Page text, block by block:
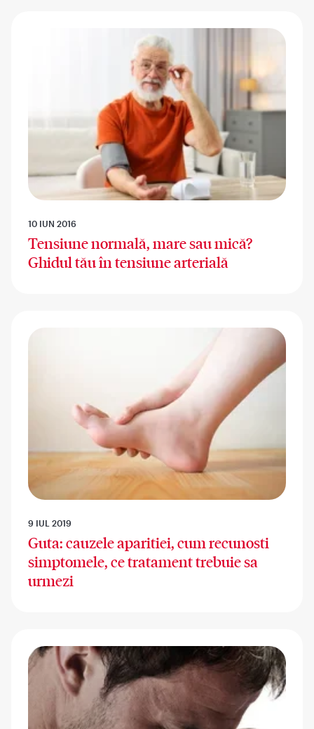
10 IUN 2016
Tensiune normală, mare sau mică?
Ghidul tău în tensiune arterială
9 IUL 2019
Guta: cauzele aparitiei, cum recunosti
simptomele, ce tratament trebuie sa
urmezi